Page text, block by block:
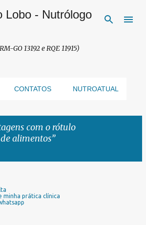
para o conteúdo principal
Lobo - Nutrólogo
GO 13192 e RQE 11915)
CONTATOS NUTROATUAL
com o rótulo
alimentos
minha prática clínica